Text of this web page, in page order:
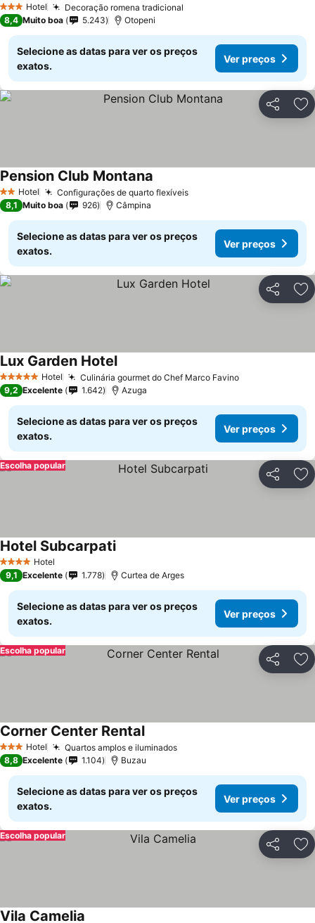
3 EstrelasHotel Decoração romena tradicional
8,4 Muito boa 5.243 Otopeni
Selecione as datas para ver os preços
exatos.
Ver preços
Partilhar
2 Estrelas
Hotel Configurações de quarto flexíveisVer preços
Pension Club Montana
8,1 Muito boa 926 Câmpina
Selecione as datas para ver os preços
exatos.
Ver preços
Partilhar
5 Estrelas Hotel Culinária gourmet do Chef Marco FavinoVer preços
Lux Garden HotelVer preços
9,2 Excelente 1.642 Azuga
Selecione as datas para ver os preços
exatos.
Ver preços
Partilhar
Escolha popular
4 EstrelasHotel
Hotel SubcarpatiVer preços
9,1 Excelente 1.778 Curtea de Arges
Selecione as datas para ver os preços
exatos.
Ver preços
Partilhar
Escolha popular
3 EstrelasHotel Quartos amplos e iluminadosVer preços
Corner Center RentalVer preços
8,8 Excelente 1.104 Buzau
Selecione as datas para ver os preços
exatos.
Ver preços
Partilhar
Escolha popular
Vila Camelia